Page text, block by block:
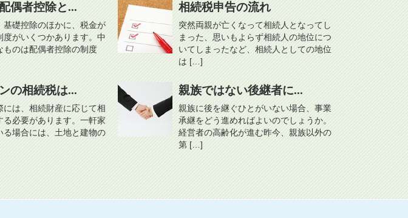
偶者控除と...
基礎控除のほかに、税金が
度がいくつかあります。中
ものは配偶者控除の制度
相続税申告の流れ
突然両親が亡くなって相続人となってし
まった、思いもよらず相続人の地位につ
いてしまったなど、相続人としての地位
は […]
の相続税は...
には、相続財産に応じて相
る必要があります。一軒家
る場合には、土地と建物の
親族ではない後継者に...
親族に後を継ぐひとがいない場合、事業
承継をどう進めればよいのでしょうか。
経営者の高齢化が進む昨今、親族以外の
第 […]